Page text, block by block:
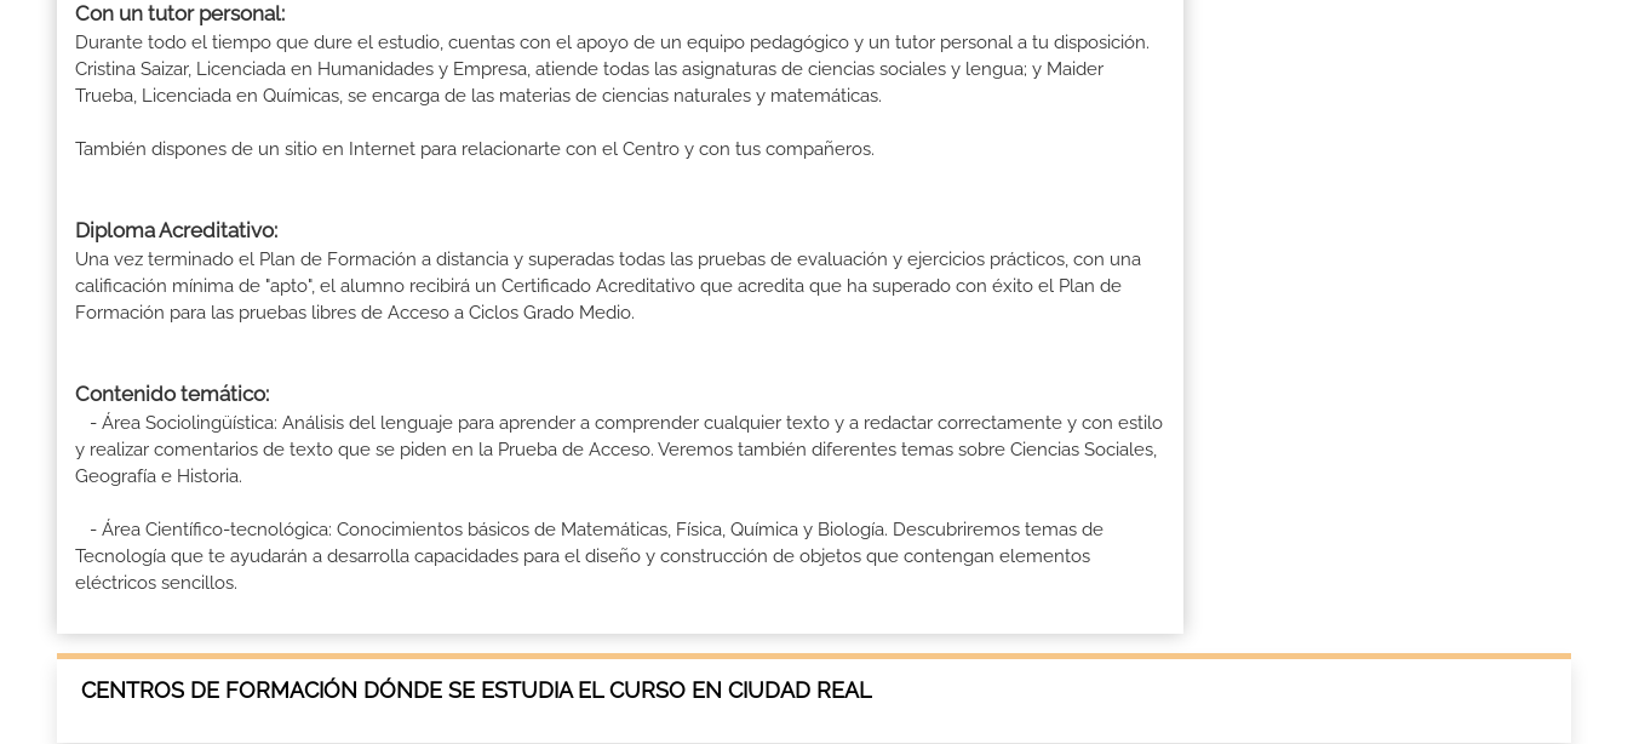
Con un tutor personal:
Durante todo el tiempo que dure el estudio, cuentas con el apoyo de un equipo pedagógico y un tutor personal a tu disposición.
Cristina Saizar, Licenciada en Humanidades y Empresa, atiende todas las asignaturas de ciencias sociales y lengua; y Maider
Trueba, Licenciada en Químicas, se encarga de las materias de ciencias naturales y matemáticas.
También dispones de un sitio en Internet para relacionarte con el Centro y con tus compañeros.
Diploma Acreditativo:
Una vez terminado el Plan de Formación a distancia y superadas todas las pruebas de evaluación y ejercicios prácticos, con una
calificación mínima de "apto", el alumno recibirá un Certificado Acreditativo que acredita que ha superado con éxito el Plan de
Formación para las pruebas libres de Acceso a Ciclos Grado Medio.
Contenido temático:
- Área Sociolingüística: Análisis del lenguaje para aprender a comprender cualquier texto y a redactar correctamente y con estilo
y realizar comentarios de texto que se piden en la Prueba de Acceso. Veremos también diferentes temas sobre Ciencias Sociales,
Geografía e Historia.
- Área Científico-tecnológica: Conocimientos básicos de Matemáticas, Física, Química y Biología. Descubriremos temas de
Tecnología que te ayudarán a desarrolla capacidades para el diseño y construcción de objetos que contengan elementos
eléctricos sencillos.
CENTROS DE FORMACIÓN DÓNDE SE ESTUDIA EL CURSO EN CIUDAD REAL